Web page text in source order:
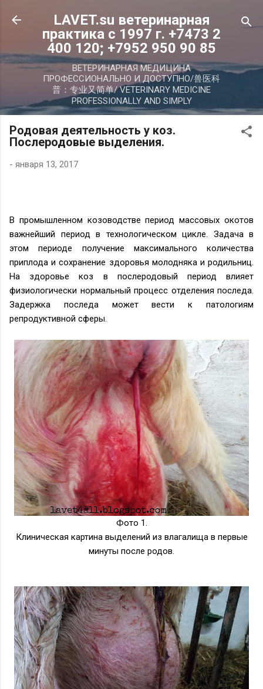
К основному контенту
LAVET.su ветеринарная
практика с 1997 г. +7473 2
400 120; +7952 950 90 85
ВЕТЕРИНАРНАЯ МЕДИЦИНА
ПРОФЕССИОНАЛЬНО И ДОСТУПНО/兽医科
普：专业又简单/ VETERINARY MEDICINE
PROFESSIONALLY AND SIMPLY
Родовая деятельность у коз.
Послеродовые выделения.
- января 13, 2017
В промышленном козоводстве период массовых окотов
важнейший период в технологическом цикле. Задача в
этом периоде получение максимального количества
приплода и сохранение здоровья молодняка и родильниц.
На здоровье коз в послеродовый период влияет
физиологически нормальный процесс отделения последа.
Задержка последа может вести к патологиям
репродуктивной сферы.
Фото 1.
Клиническая картина выделений из влагалища в первые
минуты после родов.